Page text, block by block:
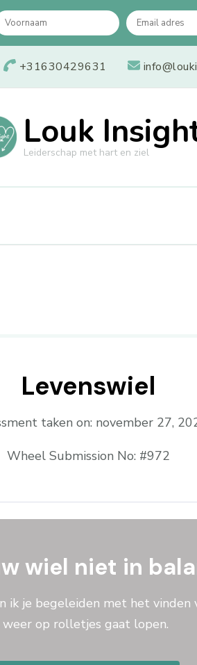
+31630429631
Louk
Leiderschap met hart en ziel
Levenswiel
taken on: november 27,
Wheel Submission No: #972
wiel niet in
ik je begeleiden met het vinden
op rolletjes gaat lopen.